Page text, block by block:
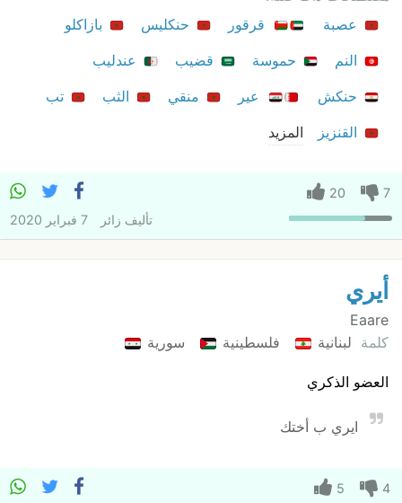
عصبة
قرقور حنكليس
بازاكلو
النم
حموسة قضيب
عندليب
حنكش
عير منقي الثب
تب
القنزيز
المزيد
7
20
تأليف زائر 7 فبراير 2020
أيري
Eaare
كلمة لبنانية فلسطينية سورية
العضو الذكري
ايري ب أختك
4
5